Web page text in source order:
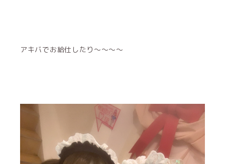
アキバでお給仕したり〜〜〜〜